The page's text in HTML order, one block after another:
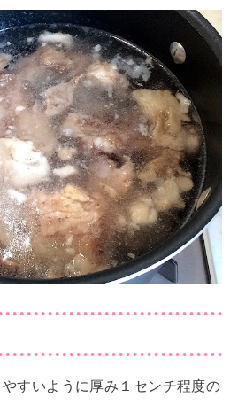
すいように厚み１センチ程度の